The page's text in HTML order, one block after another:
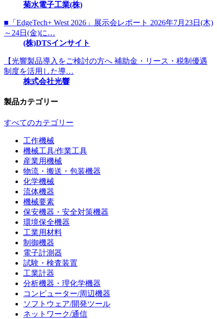
菊水電子工業(株)
■「EdgeTech+ West 2026」展示会レポート 2026年7月23日(木)
～24日(金)に…
(株)DTSインサイト
【光響製品導入をご検討の方へ 補助金・リース・税制優遇
制度を活用した導…
株式会社光響
製品カテゴリー
すべてのカテゴリー
工作機械
機械工具/作業工具
産業用機械
物流・搬送・包装機器
化学機械
流体機器
機械要素
保安機器・安全対策機器
環境保全機器
工業用材料
制御機器
電子計測器
試験・検査装置
工業計器
分析機器・理化学機器
コンピューター/周辺機器
ソフトウェア/開発ツール
ネットワーク/通信